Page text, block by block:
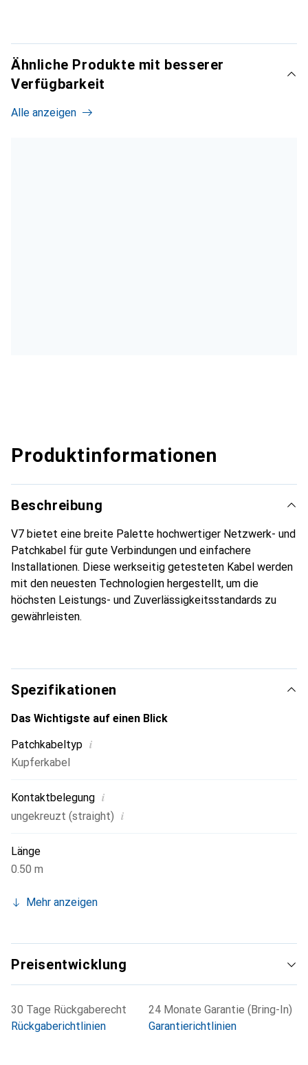
Ähnliche Produkte mit besserer
Verfügbarkeit
Alle anzeigen
Produktinformationen
Beschreibung
V7 bietet eine breite Palette hochwertiger Netzwerk- und
Patchkabel für gute Verbindungen und einfachere
Installationen. Diese werkseitig getesteten Kabel werden
mit den neuesten Technologien hergestellt, um die
höchsten Leistungs- und Zuverlässigkeitsstandards zu
gewährleisten.
Spezifikationen
Das Wichtigste auf einen Blick
Patchkabeltyp i
Kupferkabel
Kontaktbelegung i
ungekreuzt (straight) i
Länge
0.50 m
Mehr anzeigen
Preisentwicklung
30 Tage Rückgaberecht
Rückgaberichtlinien
24 Monate Garantie (Bring-In)
Garantierichtlinien